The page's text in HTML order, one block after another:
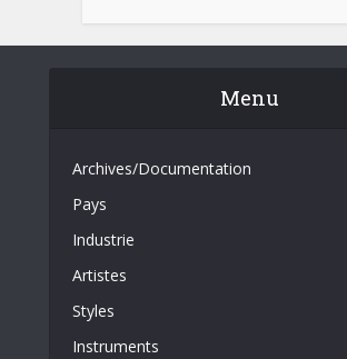
Menu
Archives/Documentation
Pays
Industrie
Artistes
Styles
Instruments